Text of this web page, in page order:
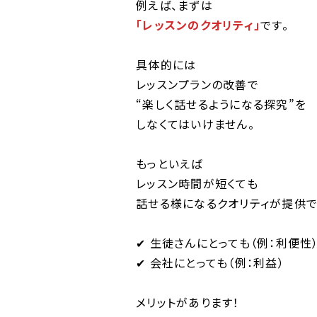
例えば、まずは
「レッスンのクオリティ」です。
具体的には
レッスンプランの改善で
“楽しく話せるようになる探究”を
しなくてはいけません。
もっといえば
レッスン時間が短くても
話せる様になるクオリティが提供
✔︎ 生徒さんにとっても（例：利便性）
✔︎ 会社にとっても（例：利益）
メリットがあります！